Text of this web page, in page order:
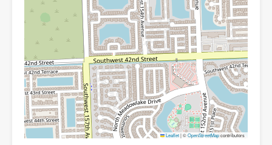
Leaflet|©OpenStreetMapcontributors